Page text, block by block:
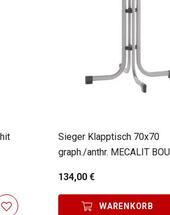
Sieger Klapptisch 70x70
graph./anthr. MECALIT
134,00 €
WARENKORB